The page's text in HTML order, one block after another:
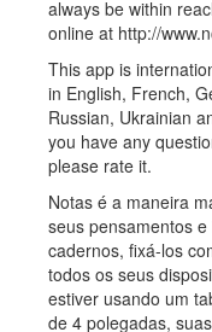
always be within
online at http://
This app is
in English, French,
Russian, Ukrainian
you have any
please rate it.
Notas é a maneira
seus pensamentos
cadernos, fixá-los
todos os seus
estiver usando um
de 4 polegadas,